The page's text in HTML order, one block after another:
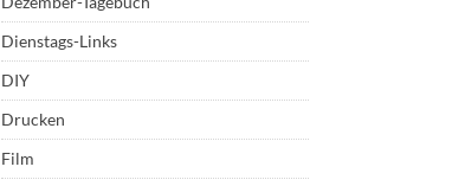
Dienstags-Links
DIY
Drucken
Film